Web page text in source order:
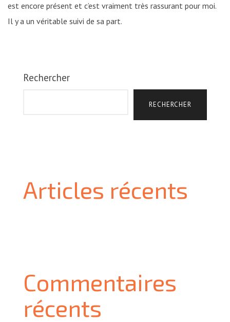
est encore présent et c’est vraiment très rassurant pour moi.
Il y a un véritable suivi de sa part.
Rechercher
RECHERCHER
Articles récents
Commentaires
récents